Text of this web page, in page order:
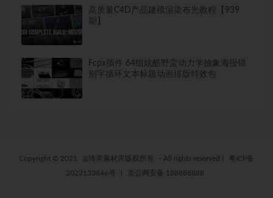
高质量C4D产品建模渲染布光教程【939
期】
Fcpx插件 64组炫酷野蛮动力学抽象海报错
别字循环文本标题动画排版特效包
Copyright © 2021 @琦美素材库版权所有 - All rights reserved
粤ICP备
2022133846号
京公网安备 188888888